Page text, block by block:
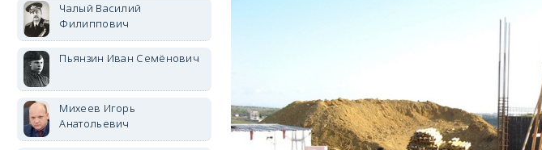
Чалый Василий
Филиппович
Пьянзин Иван Семёнович
Михеев Игорь
Анатольевич